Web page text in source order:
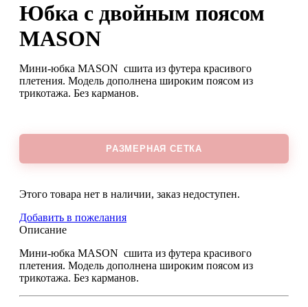
Юбка с двойным поясом
MASON
Мини-юбка MASON сшита из футера красивого
плетения. Модель дополнена широким поясом из
трикотажа. Без карманов.
РАЗМЕРНАЯ СЕТКА
Этого товара нет в наличии, заказ недоступен.
Добавить в пожелания
Описание
Мини-юбка MASON сшита из футера красивого
плетения. Модель дополнена широким поясом из
трикотажа. Без карманов.